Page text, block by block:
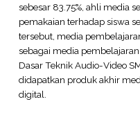
sebesar 83.75%, ahli media
pemakaian terhadap siswa
tersebut, media
sebagai media
Dasar Teknik Audio-Video
didapatkan produk akhir
digital.